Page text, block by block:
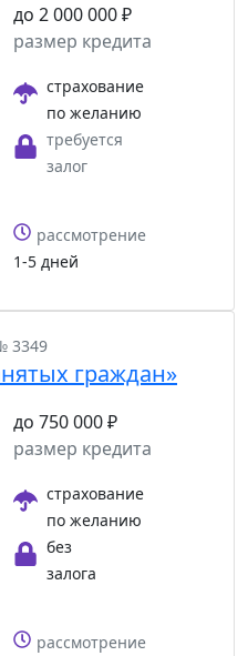
до 2 000 000 ₽
размер кредита
страхование
по желанию
требуется
залог
рассмотрение
1-5 дней
3349
граждан»
до 750 000 ₽
размер кредита
страхование
по желанию
без
залога
рассмотрение